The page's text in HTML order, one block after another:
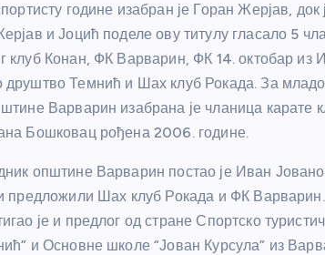
године изабран је Горан Жерјав, док
и Јоцић поделе ову титулу гласало 5
клуб Конан, ФК Варварин, ФК 14. октобар из
друштво Темнић и Шах клуб Рокада. За
Варварин изабрана је чланица карате
Бошковац рођена 2006. године.
општине Варварин постао је Иван
предложили Шах клуб Рокада и ФК
је и предлог од стране Спортско
и Основне школе “Јован Курсула” из